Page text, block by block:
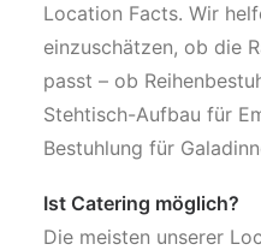
Location Facts. Wir
einzuschätzen, ob die
passt – ob
Stehtisch-Aufbau für
Bestuhlung für
Ist Catering möglich?
Die meisten unserer